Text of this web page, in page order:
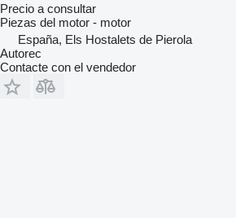
Precio a consultar
Piezas del motor - motor
España, Els Hostalets de Pierola
Autorec
Contacte con el vendedor